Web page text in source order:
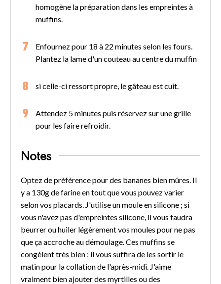
homogène la préparation dans les empreintes à
muffins.
Enfournez pour 18 à 22 minutes selon les fours.
Plantez la lame d'un couteau au centre du muffin
si celle-ci ressort propre, le gâteau est cuit.
Attendez 5 minutes puis réservez sur une grille
pour les faire refroidir.
Notes
Optez de préférence pour des bananes bien mûres. Il
y a 130g de farine en tout que vous pouvez varier
selon vos placards. J'utilise un moule en silicone ; si
vous n'avez pas d'empreintes silicone, il vous faudra
beurrer ou huiler légèrement vos moules pour ne pas
que ça accroche au démoulage. Ces muffins se
congèlent très bien ; il vous suffira de les sortir le
matin pour la collation de l'après-midi. J'aime
vraiment bien ajouter des myrtilles ou des